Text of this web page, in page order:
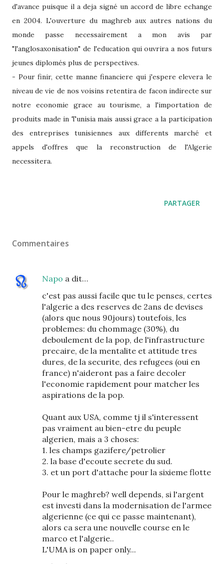
d'avance puisque il a deja signé un accord de libre echange
en 2004. L'ouverture du maghreb aux autres nations du
monde passe necessairement a mon avis par
"l'anglosaxonisation" de l'education qui ouvrira a nos futurs
jeunes diplomés plus de perspectives.
- Pour finir, cette manne financiere qui j'espere elevera le
niveau de vie de nos voisins retentira de facon indirecte sur
notre economie grace au tourisme, a l'importation de
produits made in Tunisia mais aussi grace a la participation
des entreprises tunisiennes aux differents marché et
appels d'offres que la reconstruction de l'Algerie
necessitera.
PARTAGER
Commentaires
Napo a dit…
c'est pas aussi facile que tu le penses, certes
l'algerie a des reserves de 2ans de devises
(alors que nous 90jours) toutefois, les
problemes: du chommage (30%), du
deboulement de la pop, de l'infrastructure
precaire, de la mentalite et attitude tres
dures, de la securite, des refugees (oui en
france) n'aideront pas a faire decoler
l'economie rapidement pour matcher les
aspirations de la pop.
Quant aux USA, comme tj il s'interessent
pas vraiment au bien-etre du peuple
algerien, mais a 3 choses:
1. les champs gazifere/petrolier
2. la base d'ecoute secrete du sud.
3. et un port d'attache pour la sixieme flotte
Pour le maghreb? well depends, si l'argent
est investi dans la modernisation de l'armee
algerienne (ce qui ce passe maintenant),
alors ca sera une nouvelle course en le
marco et l'algerie..
L'UMA is on paper only...